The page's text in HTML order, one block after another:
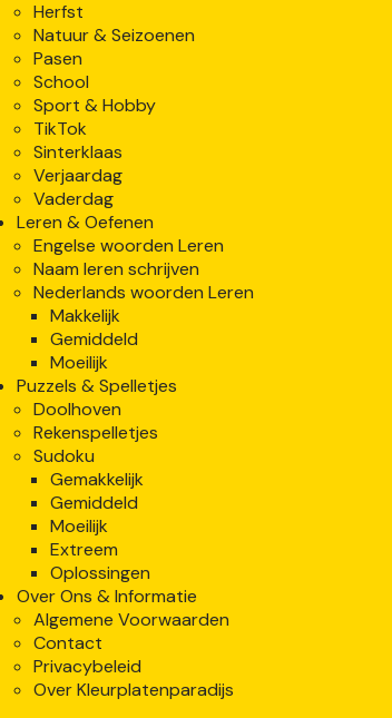
Herfst
Natuur & Seizoenen
Pasen
School
Sport & Hobby
TikTok
Sinterklaas
Verjaardag
Vaderdag
Leren & Oefenen
Engelse woorden Leren
Naam leren schrijven
Nederlands woorden Leren
Makkelijk
Gemiddeld
Moeilijk
Puzzels & Spelletjes
Doolhoven
Rekenspelletjes
Sudoku
Gemakkelijk
Gemiddeld
Moeilijk
Extreem
Oplossingen
Over Ons & Informatie
Algemene Voorwaarden
Contact
Privacybeleid
Over Kleurplatenparadijs